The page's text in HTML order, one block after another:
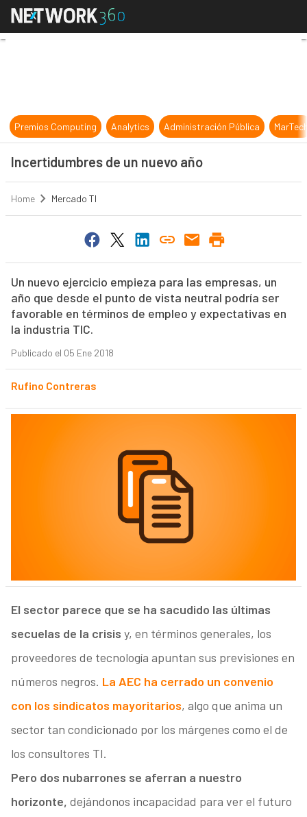
Incertidumbres de un nuevo año
Premios Computing Analytics Administración Pública
Incertidumbres de un nuevo año
Home Mercado TI
Un nuevo ejercicio empieza para las empresas, un
año que desde el punto de vista neutral podría ser
favorable en términos de empleo y expectativas en
la industria TIC.
Publicado el 05 Ene 2018
Rufino Contreras
El sector parece que se ha sacudido las últimas
secuelas de la crisis y, en términos generales, los
proveedores de tecnología apuntan sus previsiones en
números negros. La AEC ha cerrado un convenio
con los sindicatos mayoritarios, algo que anima un
sector tan condicionado por los márgenes como el de
los consultores TI.
Pero dos nubarrones se aferran a nuestro
horizonte, dejándonos incapacidad para ver el futuro